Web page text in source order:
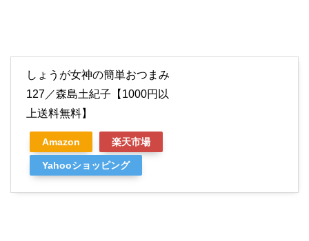
しょうが女神の簡単おつまみ
127／森島土紀子【1000円以
上送料無料】
Amazon 楽天市場
Yahooショッピング